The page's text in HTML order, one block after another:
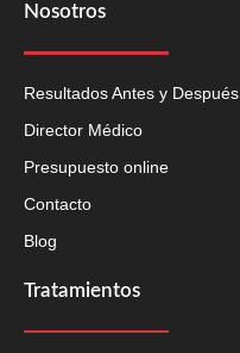
Nosotros
Resultados Antes y Después
Director Médico
Presupuesto online
Contacto
Blog
Tratamientos